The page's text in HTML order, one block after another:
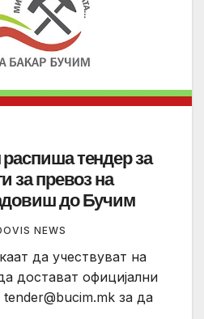
тендер за
за превоз на
до Бучим
NEWS
да учествуват на
достават официјални
tender@bucim.mk за да